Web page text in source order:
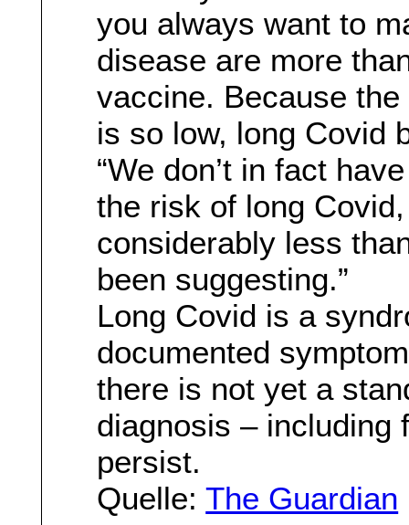
you always want to
disease are more
vaccine. Because
is so low, long Covid
“We don’t in fact
the risk of long
considerably less
been suggesting.”
Long Covid is a
documented
there is not yet a
diagnosis – including
persist.
Quelle:The Guardian